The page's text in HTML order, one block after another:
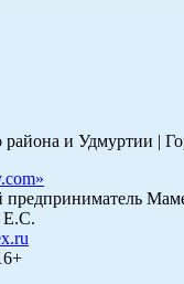
района и Удмуртии |
»
Е.С.